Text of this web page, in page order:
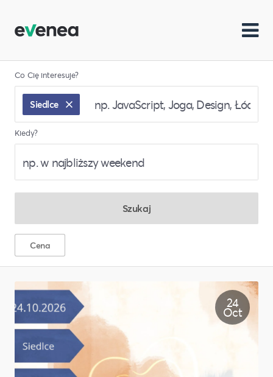
Co Cię interesuje?
Siedlce
Kiedy?
Szukaj
Cena
24
Oct